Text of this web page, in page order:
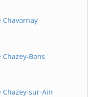
Bons
sur-Ain